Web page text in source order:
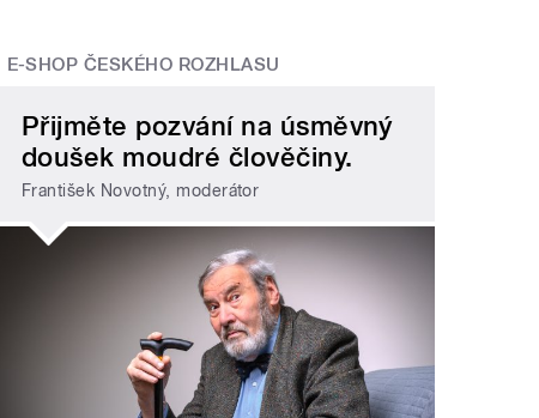
E-SHOP ČESKÉHO ROZHLASU
Přijměte pozvání na úsměvný
doušek moudré člověčiny.
František Novotný, moderátor